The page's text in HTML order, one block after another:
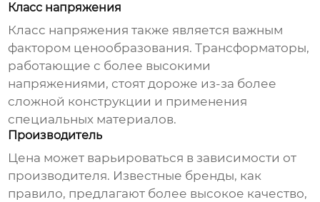
Класс напряжения
Класс напряжения также является важным
фактором ценообразования. Трансформаторы,
работающие с более высокими
напряжениями, стоят дороже из-за более
сложной конструкции и применения
специальных материалов.
Производитель
Цена может варьироваться в зависимости от
производителя. Известные бренды, как
правило, предлагают более высокое качество,